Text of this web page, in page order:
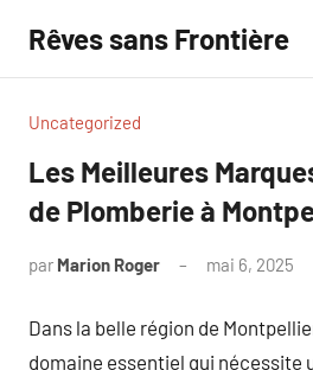
contenu
Rêves sans Frontière
Uncategorized
Les Meilleures
de Plomberie à
par Marion Roger mai 6, 2025
Dans la belle région de
domaine essentiel qui nécessite